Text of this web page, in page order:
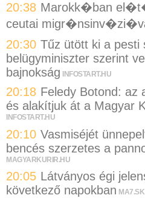
20:38 Marokk�ban
ceutai
20:30 Tűz ütött ki a pesti
belügyminiszter szerint
bajnokság INFOSTART.HU
20:18 Feledy Botond: az
és alakítjuk át a Magyar
INFOSTART.HU
20:10 Vasmiséjét
bencés szerzetes a
MAGYARKURIR.HU
20:05 Látványos égi
következő napokban MA7.SK